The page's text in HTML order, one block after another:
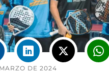
DE 2024